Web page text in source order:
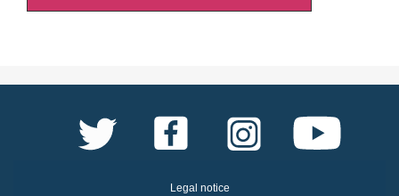
Legal notice